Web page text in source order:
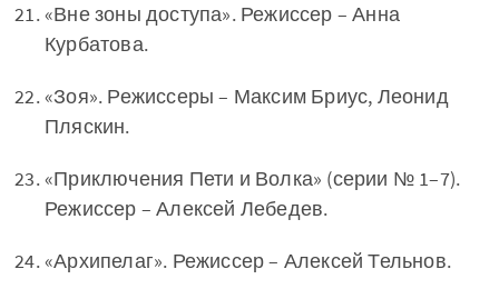
«Вне зоны доступа». Режиссер – Анна
Курбатова.
«Зоя». Режиссеры – Максим Бриус, Леонид
Пляскин.
«Приключения Пети и Волка» (серии № 1–7).
Режиссер – Алексей Лебедев.
«Архипелаг». Режиссер – Алексей Тельнов.